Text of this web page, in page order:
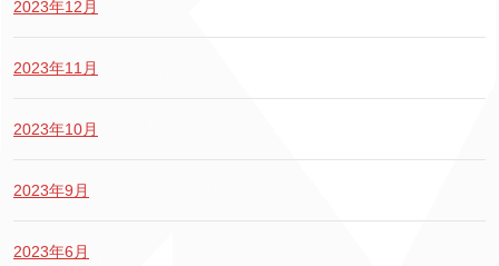
2023年12月
2023年11月
2023年10月
2023年9月
2023年6月